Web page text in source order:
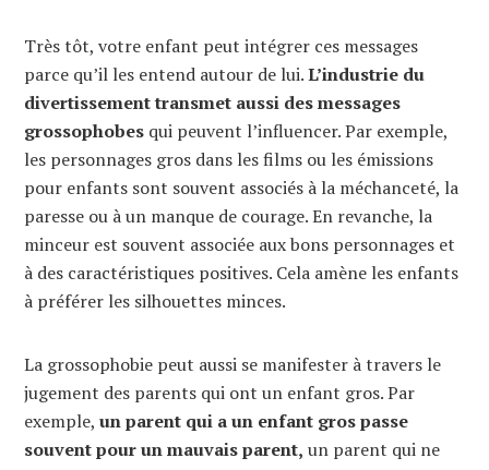
Très tôt, votre enfant peut intégrer ces messages
parce qu’il les entend autour de lui.L’industrie du
divertissement transmet aussi des messages
grossophobes qui peuvent l’influencer. Par exemple,
les personnages gros dans les films ou les émissions
pour enfants sont souvent associés à la méchanceté, la
paresse ou à un manque de courage. En revanche, la
minceur est souvent associée aux bons personnages et
à des caractéristiques positives. Cela amène les enfants
à préférer les silhouettes minces.
La grossophobie peut aussi se manifester à travers le
jugement des parents qui ont un enfant gros. Par
exemple, un parent qui a un enfant gros passe
souvent pour un mauvais parent, un parent qui ne